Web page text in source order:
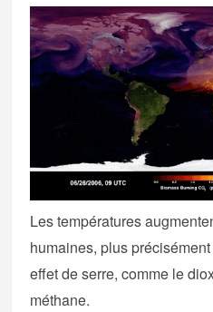
Les températures
humaines, plus
effet de serre, comme le
méthane.